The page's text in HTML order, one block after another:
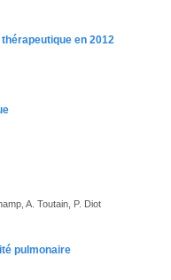
en 2012
A. Toutain, P. Diot
pulmonaire